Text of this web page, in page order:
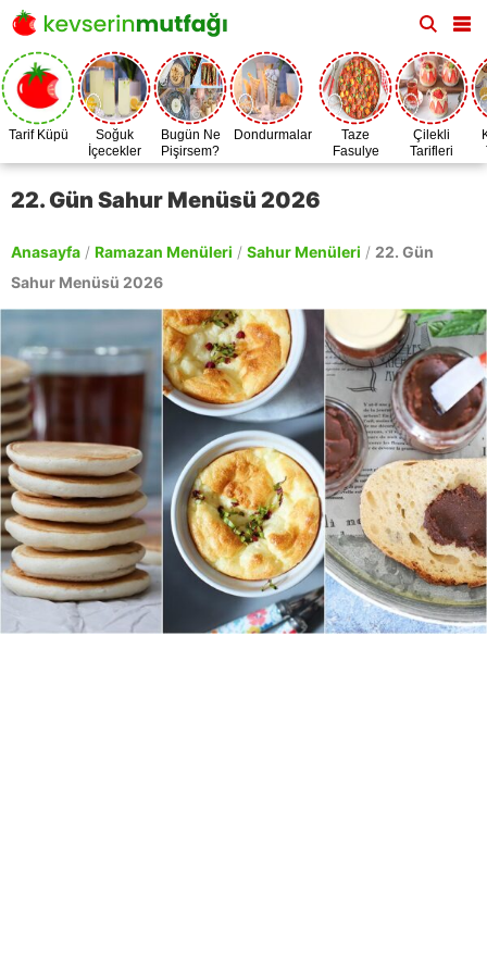
Tarif Küpü
Soğuk
İçecekler
Bugün Ne
Pişirsem?
Dondurmalar
Taze
Fasulye
Zamanı
Çilekli
Tarifleri
22. Gün Sahur Menüsü 2026
Anasayfa / Ramazan Menüleri / Sahur Menüleri / 22. Gün
Sahur Menüsü 2026